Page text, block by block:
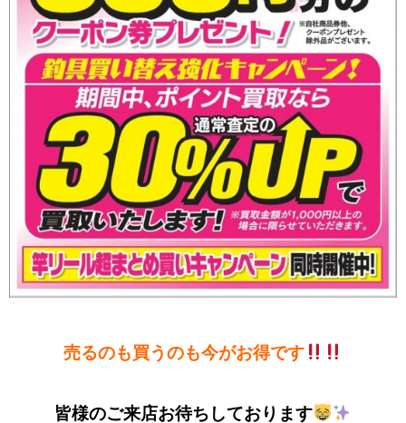
売るのも買うのも今がお得です
皆様のご来店お待ちしております